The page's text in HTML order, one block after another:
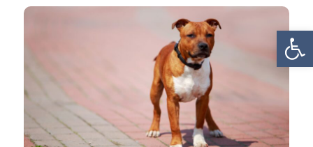
פתח סרגל נגישות